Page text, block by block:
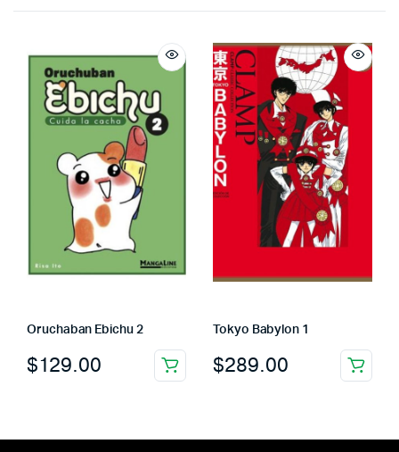
Oruchaban Ebichu 2
$129.00
Tokyo Babylon 1
$289.00